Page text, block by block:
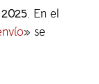
. En el
» se